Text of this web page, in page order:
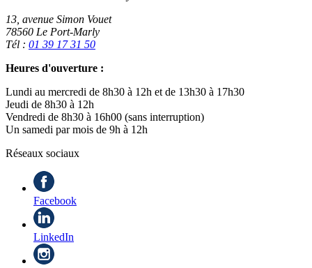
13, avenue Simon Vouet
78560 Le Port-Marly
Tél : 01 39 17 31 50
Heures d'ouverture :
Lundi au mercredi de 8h30 à 12h et de 13h30 à 17h30
Jeudi de 8h30 à 12h
Vendredi de 8h30 à 16h00 (sans interruption)
Un samedi par mois de 9h à 12h
Réseaux sociaux
Facebook
LinkedIn